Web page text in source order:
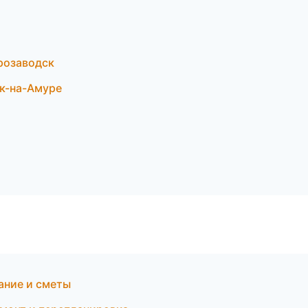
на-Амуре
и сметы